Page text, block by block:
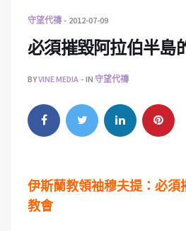
守望代禱 2012-07-09
必須摧毀阿拉伯半島
BYVINE MEDIA IN 守望代禱
伊斯蘭教領袖穆夫提：必須
教會